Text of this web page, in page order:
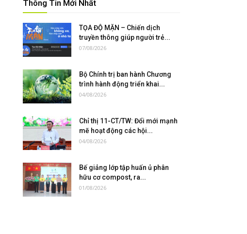
Thông Tin Mới Nhất
TỌA ĐỘ MẶN – Chiến dịch
truyền thông giúp người trẻ...
07/08/2026
Bộ Chính trị ban hành Chương
trình hành động triển khai...
04/08/2026
Chỉ thị 11-CT/TW: Đổi mới mạnh
mẽ hoạt động các hội...
04/08/2026
Bế giảng lớp tập huấn ủ phân
hữu cơ compost, ra...
01/08/2026